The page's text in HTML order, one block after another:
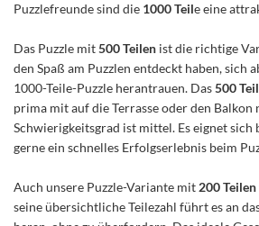
Puzzlefreunde sind die 1000 Teile eine
Das Puzzle mit500 Teilen ist die richtige
den Spaß am Puzzlen entdeckt haben, sich
1000-Teile-Puzzle herantrauen. Das500
prima mit auf die Terrasse oder den Balkon
Schwierigkeitsgrad ist mittel. Es eignet sich
gerne ein schnelles Erfolgserlebnis beim
Auch unsere Puzzle-Variante mit 200 Teilen
seine übersichtliche Teilezahl führt es an